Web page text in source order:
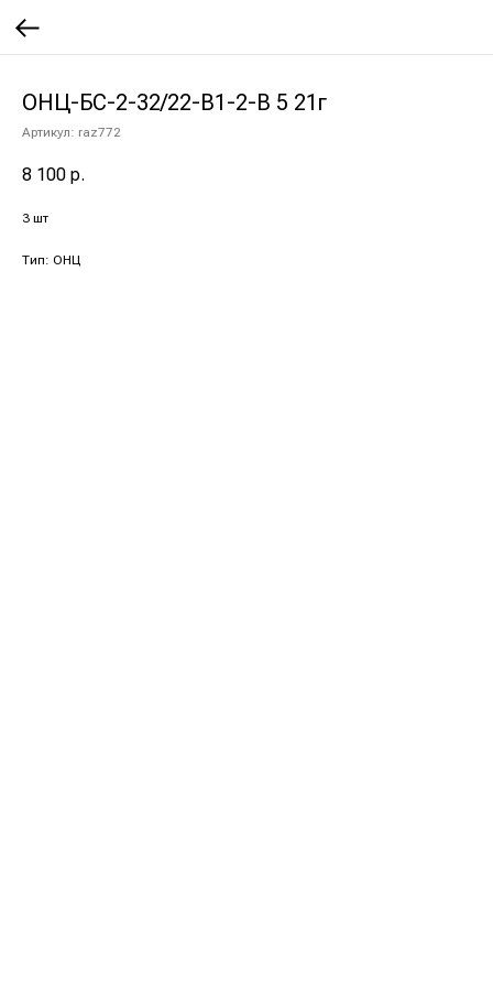
ОНЦ-БС-2-32/22-В1-2-В 5 21г
Артикул: raz772
8 100 р.
3 шт
Тип: ОНЦ